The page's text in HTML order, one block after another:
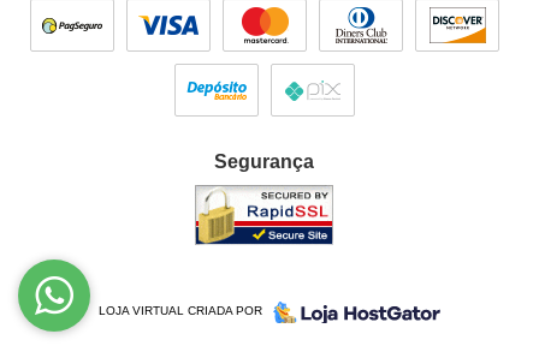
Segurança
LOJA VIRTUAL CRIADA POR